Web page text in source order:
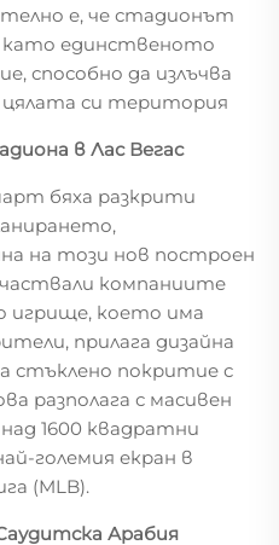
е, че стадионът
единственото
способно да излъчва
цялата си територия
в Лас Вегас
бяха разкрити
на този нов построен
компаниите
игрище, което има
прилага дизайна
стъклено покритие с
разполага с масивен
1600 квадратни
големия екран в
(MLB).
Арабия